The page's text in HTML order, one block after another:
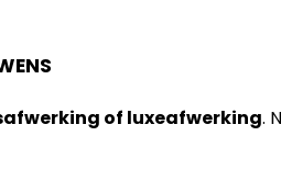
of luxeafwerking.